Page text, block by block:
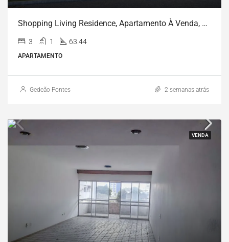
Shopping Living Residence, Apartamento À Venda, Boa Viagem, Recife, PE
3 1 63.44
APARTAMENTO
Gedeão Pontes 2 semanas atrás
VENDA